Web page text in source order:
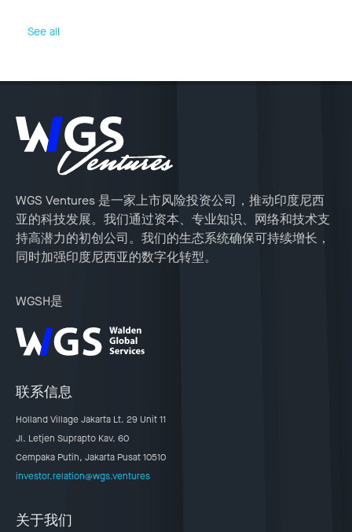
See all
WGS Ventures 是一家上市风险投资公司，推动印度尼西
亚的科技发展。我们通过资本、专业知识、网络和技术支
持高潜力的初创公司。我们的生态系统确保可持续增长，
同时加强印度尼西亚的数字化转型。
WGSH是
联系信息
Holland Village Jakarta Lt. 29 Unit 11
Jl. Letjen Suprapto Kav. 60
Cempaka Putih, Jakarta Pusat 10510
investor.relation@wgs.ventures
关于我们